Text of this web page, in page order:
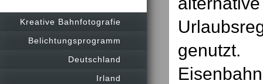
Kreative Bahnfotografie
Belichtungsprogramm
Deutschland
Irland
genutzt.